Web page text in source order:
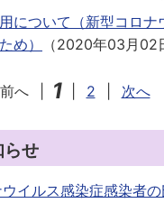
について（新型コロナ
め）
（2020年03月02
前へ 1 2 次へ
らせ
イルス感染症感染者